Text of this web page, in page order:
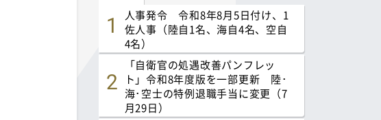
人事発令 令和8年8月5日付け、1
佐人事（陸自1名、海自4名、空自
4名）
「自衛官の処遇改善パンフレッ
ト」令和8年度版を一部更新 陸･
海･空士の特例退職手当に変更（7
月29日）